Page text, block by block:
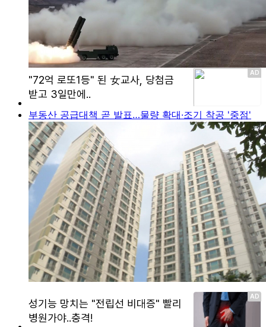
부동산 공급대책 곧 발표…물량 확대·조기 착공 '중점'